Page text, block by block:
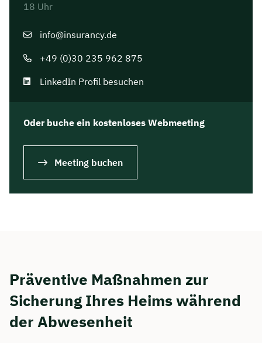
18 Uhr
info@insurancy.de
+49 (0)30 235 962 875
LinkedIn Profil besuchen
Oder buche ein kostenloses Webmeeting
Meeting buchen
Präventive Maßnahmen zur
Sicherung Ihres Heims während
der Abwesenheit